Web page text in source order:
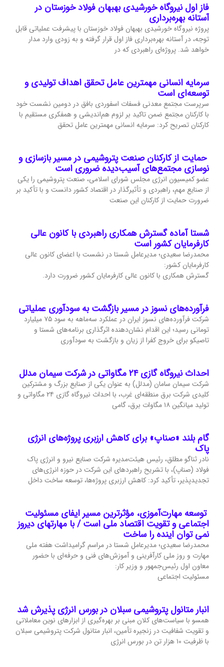
فاز اول نیروگاه خورشیدی بهبهان فولاد خوزستان در
آستانه بهره‌برداری
پروژه نیروگاه خورشیدی بهبهان فولاد خوزستان با پیشرفت عملیاتی قابل‌
توجه، در آستانه بهره‌برداری فاز اول قرار گرفته و به‌ زودی وارد مدار
خواهد شد. پروژه‌ای راهبردی که در
سرمایه انسانی مهمترین عامل تحقق اهداف تولیدی و
توسعه‌ای است
سرپرست مجتمع معدنی فسفات اسفوردی بافق در دومین نشست خود
با کارکنان مجتمع ضمن تاکید بر لزوم هم‌اندیشی و همفکری مستقیم با
کارکنان تصریح کرد: سرمایه انسانی مهمترین عامل تحقق
حمایت از کارکنان صنعت پتروشیمی در مسیر بازسازی و
نوسازی مجتمع‌های آسیب‌دیده ضروری است
عضو کمیسیون انرژی مجلس شورای اسلامی، صنعت پتروشیمی را یکی
از صنایع مهم، راهبردی و تأثیرگذار در اقتصاد کشور دانست و با تأکید بر
ضرورت حمایت از کارکنان این صنعت
شستا آماده گسترش همکاری راهبردی با کانون عالی
کارفرمایان کشور است
محمدرضا سعیدی؛ مدیرعامل شستا در نشست با اعضای کانون عالی
کارفرمایان کشور:
گسترش همکاری با کانون عالی کارفرمایان کشور ضرورت دارد.
فرآورده‌های نسوز در مسیر بازگشت به سودآوری عملیاتی
شرکت فرآورده‌های نسوز ایران در عملکرد سه‌ماهه به سود ۷۵ میلیارد
تومانی رسید؛ این اقدام نشان‌دهنده اثرگذاری برنامه‌های شستا و
تاصیکو برای خروج کفرا از زیان و بازگشت به سودآوری
احداث نیروگاه گازی ۲۴ مگاواتی در شرکت سیمان مدلل
شرکت سیمان سامان (مدلل) به عنوان یکی از صنایع بزرگ و مشترکین
کلیدی شرکت برق منطقه‌ای غرب، با احداث نیروگاه گازی ۲۴ مگاواتی و
تولید میانگین ۱۸ مگاوات برق، گامی
گام بلند «صناپ» برای کاهش ارزبری پروژه‌های انرژی
پاک
نادر ثناگو مطلق، رئیس هیئت‌مدیره شرکت صنایع نیرو و انرژی پاک
فولاد (صناپ)، با تشریح راهبردهای این شرکت در حوزه انرژی‌های
تجدیدپذیر، تأکید کرد: کاهش ارزبری پروژه‌ها، توسعه ساخت داخل
توسعه مهارت‌آموزی، مؤثرترین مسیر ایفای مسئولیت
اجتماعی و تقویت اقتصاد ملی است / با مهارتهای دیروز
نمی توان اینده را ساخت
محمدرضا سعیدی؛ مدیرعامل شستا در مراسم گرامیداشت هفته ملی
مهارت و روز ملی کارآفرینی و آموزش‌های فنی و حرفه‌ای با حضور
معاون اول رئیس‌جمهور و وزیر کار:
مسئولیت اجتماعی
انبار متانول پتروشیمی سبلان در بورس انرژی پذیرش شد
همسو با سیاست‌های کلان مبنی بر بهره‌گیری از ابزارهای نوین معاملاتی
و تقویت شفافیت در زنجیره تأمین، انبار متانول شرکت پتروشیمی سبلان
با ظرفیت ۱۰ هزار تن در بورس انرژی